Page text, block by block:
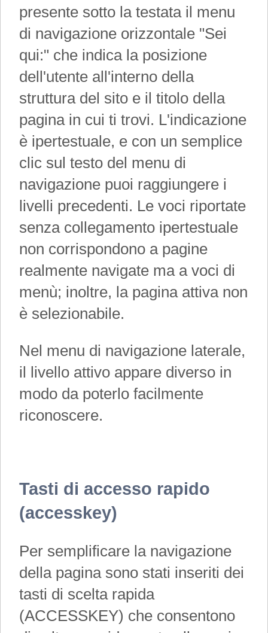
presente sotto la testata il menu
di navigazione orizzontale "Sei
qui:" che indica la posizione
dell'utente all'interno della
struttura del sito e il titolo della
pagina in cui ti trovi. L'indicazione
è ipertestuale, e con un semplice
clic sul testo del menu di
navigazione puoi raggiungere i
livelli precedenti. Le voci riportate
senza collegamento ipertestuale
non corrispondono a pagine
realmente navigate ma a voci di
menù; inoltre, la pagina attiva non
è selezionabile.
Nel menu di navigazione laterale,
il livello attivo appare diverso in
modo da poterlo facilmente
riconoscere.
Tasti di accesso rapido
(accesskey)
Per semplificare la navigazione
della pagina sono stati inseriti dei
tasti di scelta rapida
(ACCESSKEY) che consentono